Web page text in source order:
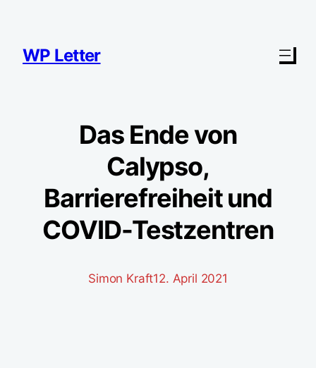
springen
WP Letter
Das Ende von
Calypso,
Barrierefreiheit und
COVID-Testzentren
Simon Kraft12. April 2021